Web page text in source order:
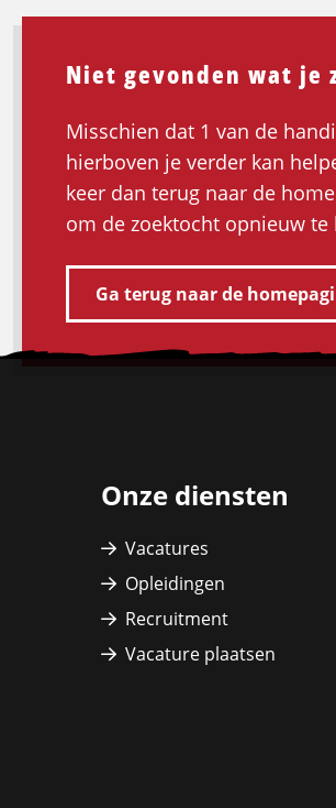
Niet gevonden wat je
Misschien dat 1 van de
hierboven je verder kan
keer dan terug naar de
om de zoektocht opnieuw te
Ga terug naar de
Onze diensten
Vacatures
Opleidingen
Recruitment
Vacature plaatsen